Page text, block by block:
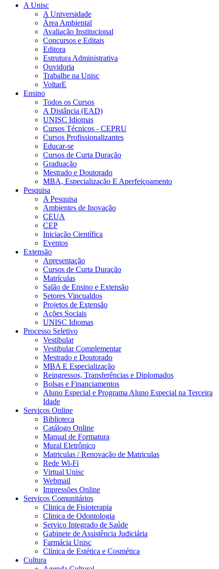
A Unisc
A Universidade
Área Ambiental
Avaliação Institucional
Concursos e Editais
Editora
Estrutura Administrativa
Ouvidoria
Trabalhe na Unisc
VoltarE
Ensino
Todos os Cursos
A Distância (EAD)
UNISC Idiomas
Cursos Técnicos - CEPRU
Cursos Profissionalizantes
Educar-se
Cursos de Curta Duração
Graduação
Mestrado e Doutorado
MBA, Especialização E Aperfeiçoamento
Pesquisa
A Pesquisa
Ambientes de Inovação
CEUA
CEP
Iniciação Científica
Eventos
Extensão
Apresentação
Cursos de Curta Duração
Matrículas
Salão de Ensino e Extensão
Setores Vincualdos
Projetos de Extensão
Ações Sociais
UNISC Idiomas
Processo Seletivo
Vestibular
Vestibular Complementar
Mestrado e Doutorado
MBA E Especialização
Reingressos, Transferências e Diplomados
Bolsas e Financiamentos
Aluno Especial e Programa Aluno Especial na Terceira
Idade
Serviços Online
Biblioteca
Catálogo Online
Manual de Formatura
Mural Eletrônico
Matriculas / Renovação de Matriculas
Rede Wi-Fi
Virtual Unisc
Webmail
Impressões Online
Serviços Comunitários
Clinica de Fisioterapia
Clinica de Odontologia
Serviço Integrado de Saúde
Gabinete de Assistência Judiciária
Farmácia Unisc
Clínica de Estética e Cosmética
Cultura